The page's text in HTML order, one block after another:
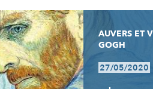
AUVERS ET
GOGH
27/05/2020